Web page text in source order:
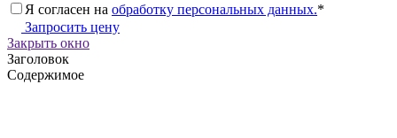
Я согласен на обработку персональных данных.*
Запросить цену
Закрыть окно
Заголовок
Содержимое